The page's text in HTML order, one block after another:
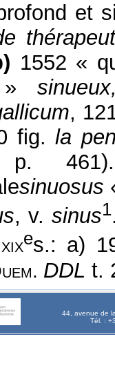
et
1552 «
»
,
fig.la
461).
sinuosus
, v. sinus1
xixes.: a)
DDL t.
44, avenue de
Tél. :